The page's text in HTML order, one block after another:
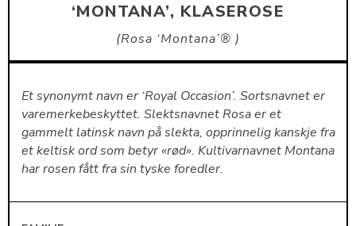
‘MONTANA’, KLASEROSE
Rosa ‘Montana’®
Et synonymt navn er ‘Royal Occasion’. Sortsnavnet er
varemerkebeskyttet. Slektsnavnet Rosa er et
gammelt latinsk navn på slekta, opprinnelig kanskje fra
et keltisk ord som betyr «rød». Kultivarnavnet Montana
har rosen fått fra sin tyske foredler.